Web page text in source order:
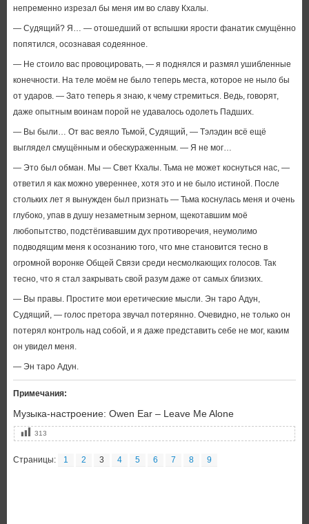
непременно изрезал бы меня им во славу Кхалы.
— Судящий? Я… — отошедший от вспышки ярости фанатик смущённо
попятился, осознавая содеянное.
— Не стоило вас провоцировать, — я поднялся и размял ушибленные
конечности. На теле моём не было теперь места, которое не ныло бы
от ударов. — Зато теперь я знаю, к чему стремиться. Ведь, говорят,
даже опытным воинам порой не удавалось одолеть Падших.
— Вы были… От вас веяло Тьмой, Судящий, — Тэлэдин всё ещё
выглядел смущённым и обескураженным. — Я не мог…
— Это был обман. Мы — Свет Кхалы. Тьма не может коснуться нас, —
ответил я как можно увереннее, хотя это и не было истиной. После
стольких лет я вынужден был признать — Тьма коснулась меня и очень
глубоко, упав в душу незаметным зерном, щекотавшим моё
любопытство, подстёгивавшим дух противоречия, неумолимо
подводящим меня к осознанию того, что мне становится тесно в
огромной воронке Общей Связи среди несмолкающих голосов. Так
тесно, что я стал закрывать свой разум даже от самых близких.
— Вы правы. Простите мои еретические мысли. Эн таро Адун,
Судящий, — голос претора звучал потерянно. Очевидно, не только он
потерял контроль над собой, и я даже представить себе не мог, каким
он увидел меня.
— Эн таро Адун.
Примечания:
Музыка-настроение: Owen Ear – Leave Me Alone
313
Страницы: 1 2 3 4 5 6 7 8 9